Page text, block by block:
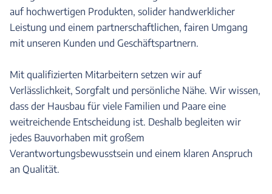
auf hochwertigen Produkten, solider handwerklicher
Leistung und einem partnerschaftlichen, fairen Umgang
mit unseren Kunden und Geschäftspartnern.
Mit qualifizierten Mitarbeitern setzen wir auf
Verlässlichkeit, Sorgfalt und persönliche Nähe. Wir wissen,
dass der Hausbau für viele Familien und Paare eine
weitreichende Entscheidung ist. Deshalb begleiten wir
jedes Bauvorhaben mit großem
Verantwortungsbewusstsein und einem klaren Anspruch
an Qualität.